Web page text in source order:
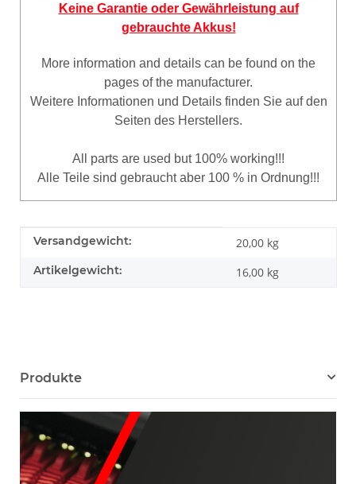
Keine Garantie oder Gewährleistung auf
gebrauchte Akkus!
More information and details can be found on the
pages of the manufacturer.
Weitere Informationen und Details finden Sie auf den
Seiten des Herstellers.
All parts are used but 100% working!!!
Alle Teile sind gebraucht aber 100 % in Ordnung!!!
Produkteigenschaft
Wert
Versandgewicht: 20,00 kg
Artikelgewicht: 16,00 kg
Produkte